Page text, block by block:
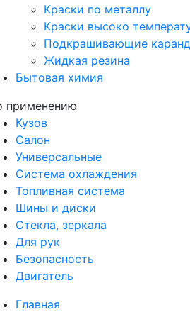
Краски по металлу
Краски высоко
Подкрашивающие
Жидкая резина
Бытовая химия
применению
Кузов
Салон
Универсальные
Система охлаждения
Топливная система
Шины и диски
Стекла, зеркала
Для рук
Безопасность
Двигатель
Главная